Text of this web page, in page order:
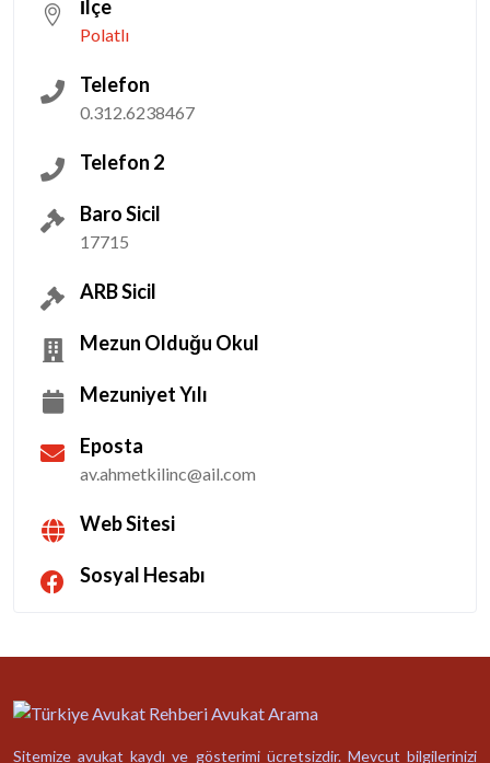
İlçe
Polatlı
Telefon
0.312.6238467
Telefon 2
Baro Sicil
17715
ARB Sicil
Mezun Olduğu Okul
Mezuniyet Yılı
Eposta
av.ahmetkilinc@ail.com
Web Sitesi
Sosyal Hesabı
Sitemize avukat kaydı ve gösterimi ücretsizdir. Mevcut bilgilerinizi